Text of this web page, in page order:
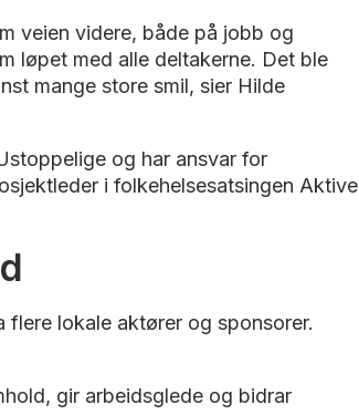
veien videre, både på jobb og
løpet med alle deltakerne. Det ble
mange store smil, sier Hilde
og har ansvar for
i folkehelsesatsingen Aktive
lokale aktører og sponsorer.
gir arbeidsglede og bidrar